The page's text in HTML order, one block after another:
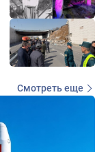
Смотреть еще